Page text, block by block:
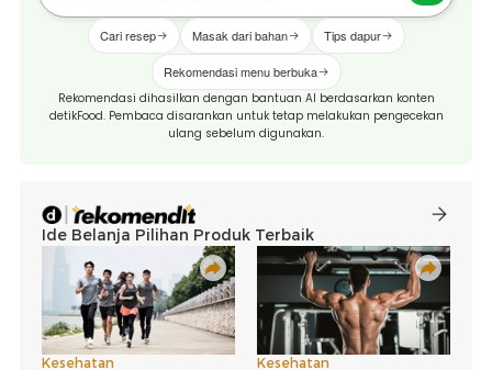
Cari resep Masak dari bahan Tips dapur
Rekomendasi menu berbuka
Rekomendasi dihasilkan dengan bantuan AI berdasarkan konten
detikFood. Pembaca disarankan untuk tetap melakukan pengecekan
ulang sebelum digunakan.